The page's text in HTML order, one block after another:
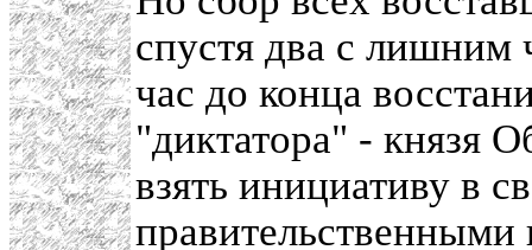
спустя два с лишним
час до конца
"диктатора" - князя
взять инициативу в
правительственными